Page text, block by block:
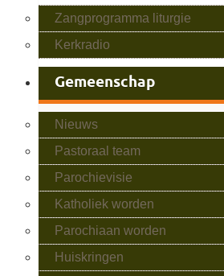
Zangprogramma liturgie
Kerkradio
Gemeenschap
Nieuws
Pastoraal team
Parochievisie
Katholiek worden
Parochiaan worden
Huiskringen